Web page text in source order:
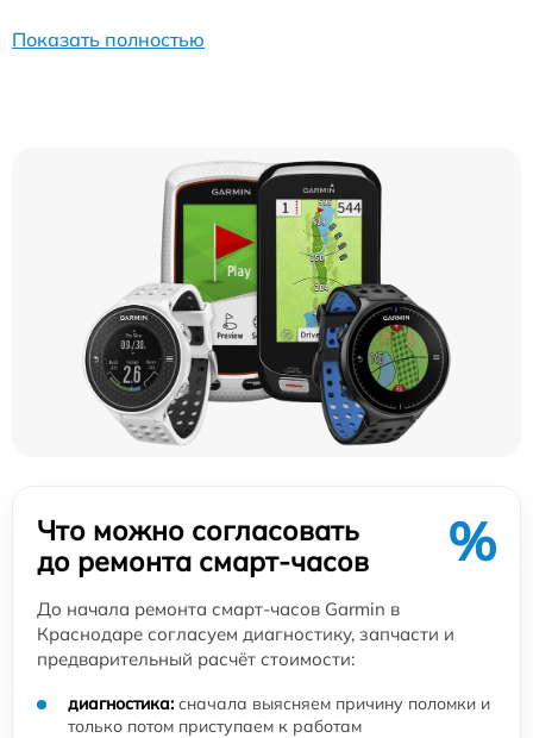
Показать полностью
Что можно согласовать
до ремонта смарт-часов
%
До начала ремонта смарт-часов Garmin в
Краснодаре согласуем диагностику, запчасти и
предварительный расчёт стоимости:
диагностика: сначала выясняем причину поломки и
только потом приступаем к работам